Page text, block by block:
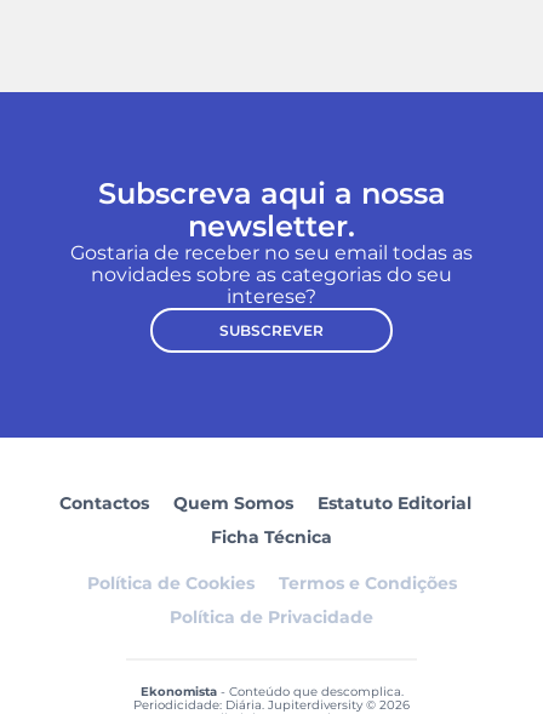
Subscreva aqui a nossa
newsletter.
Gostaria de receber no seu email todas as
novidades sobre as categorias do seu
interese?
SUBSCREVER
Contactos Quem Somos
Estatuto Editorial
Ficha Técnica
Política de Cookies
Termos e Condições
Política de Privacidade
Ekonomista- Conteúdo que descomplica.
Periodicidade: Diária. Jupiterdiversity © 2026